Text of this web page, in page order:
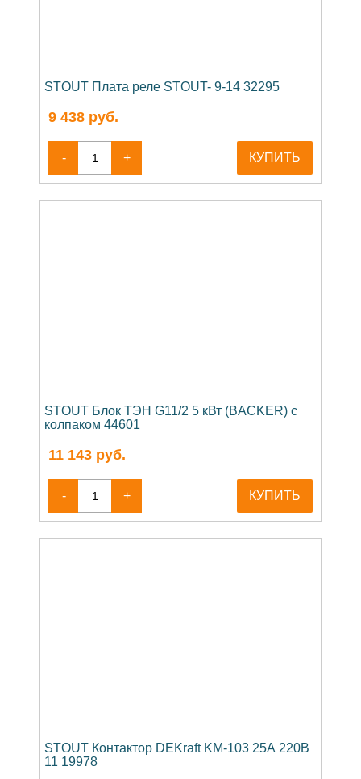
STOUT Плата реле STOUT- 9-14 32295
9 438 руб.
- + КУПИТЬ
STOUT Блок ТЭН G11/2 5 кВт (BACKER) с
колпаком 44601
11 143 руб.
- + КУПИТЬ
STOUT Контактор DEKraft KM-103 25А 220В
11 19978